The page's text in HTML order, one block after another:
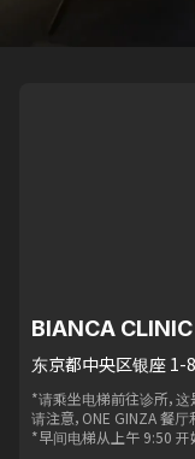
BIANCA
东京都中央区银座 1-
*请乘坐电梯前往诊所，
请注意，ONE GINZA 餐
*早间电梯从上午 9:50 开